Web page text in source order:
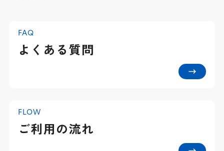
FAQ
よくある質問
FLOW
ご利用の流れ